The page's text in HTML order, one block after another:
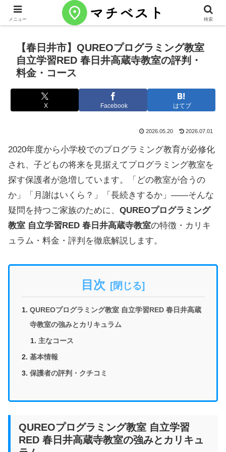
【春日井市】QUREOプログラミング教室
自立学習RED 春日井高蔵寺教室の評判・
料金・コース
X Facebook はてブ
2026.05.20 2026.07.01
2020年度から小学校でのプログラミング教育が必修化
され、子どもの将来を見据えてプログラミング教室を
探す保護者が急増しています。「どの教室が合うの
か」「月謝はいくら？」「長続きするか」——そんな
疑問を持つご家族のために、 QUREOプログラミング
教室 自立学習RED 春日井高蔵寺教室の特徴・カリキ
ュラム・料金・評判を徹底解説します。
目次
QUREOプログラミング教室 自立学習RED 春日井高蔵
寺教室の強みとカリキュラム
主なコース
基本情報
保護者の評判・クチコミ
QUREOプログラミング教室 自立学習
RED 春日井高蔵寺教室の強みとカリキュ
メニュー 検索